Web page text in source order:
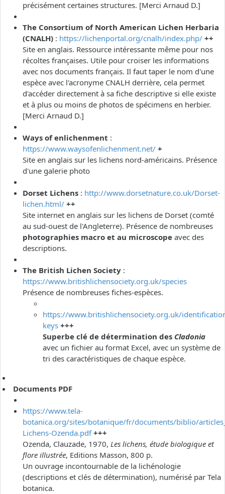
précisément certaines structures. [Merci Arnaud D.]
The Consortium of North American Lichen Herbaria
(CNALH) : https://lichenportal.org/cnalh/index.php/ ++
Site en anglais. Ressource intéressante même pour nos
récoltes françaises. Utile pour croiser les informations
avec nos documents français. Il faut taper le nom d'une
espèce avec l'acronyme CNALH derrière, cela permet
d'accéder directement à sa fiche descriptive si elle existe
et à plus ou moins de photos de spécimens en herbier.
[Merci Arnaud D.]
Ways of enlichenment :
https://www.waysofenlichenment.net/ +
Site en anglais sur les lichens nord-américains. Présence
d'une galerie photo
Dorset Lichens : http://www.dorsetnature.co.uk/Dorset-
lichen.html/ ++
Site internet en anglais sur les lichens de Dorset (comté
au sud-ouest de l'Angleterre). Présence de nombreuses
photographies macro et au microscope avec des
descriptions.
The British Lichen Society :
https://www.britishlichensociety.org.uk/species
Présence de nombreuses fiches-espèces.
https://www.britishlichensociety.org.uk/
keys +++
Superbe clé de détermination des Cladonia
avec un fichier au format Excel, avec un système de
tri des caractéristiques de chaque espèce.
Documents PDF
https://www.tela-
botanica.org/sites/botanique/fr/documents/biblio/
Lichens-Ozenda.pdf +++
Ozenda, Clauzade, 1970, Les lichens, étude biologique et
flore illustrée, Editions Masson, 800 p.
Un ouvrage incontournable de la lichénologie
(descriptions et clés de détermination), numérisé par Tela
botanica.